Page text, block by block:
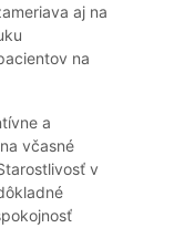
aj na
na
a
včasné
v